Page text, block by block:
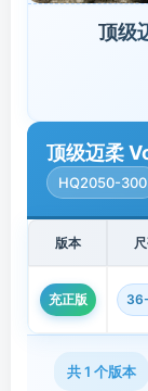
顶级
顶级迈柔
HQ2050-300
版本
充正版
共 1 个版本